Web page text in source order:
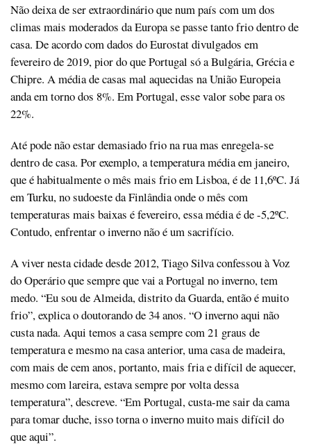
Não deixa de ser extraordinário que num país com um dos
climas mais moderados da Europa se passe tanto frio dentro de
casa. De acordo com dados do Eurostat divulgados em
fevereiro de 2019, pior do que Portugal só a Bulgária, Grécia e
Chipre. A média de casas mal aquecidas na União Europeia
anda em torno dos 8%. Em Portugal, esse valor sobe para os
22%.
Até pode não estar demasiado frio na rua mas enregela-se
dentro de casa. Por exemplo, a temperatura média em janeiro,
que é habitualmente o mês mais frio em Lisboa, é de 11,6ºC. Já
em Turku, no sudoeste da Finlândia onde o mês com
temperaturas mais baixas é fevereiro, essa média é de -5,2ºC.
Contudo, enfrentar o inverno não é um sacrifício.
A viver nesta cidade desde 2012, Tiago Silva confessou à Voz
do Operário que sempre que vai a Portugal no inverno, tem
medo. “Eu sou de Almeida, distrito da Guarda, então é muito
frio”, explica o doutorando de 34 anos. “O inverno aqui não
custa nada. Aqui temos a casa sempre com 21 graus de
temperatura e mesmo na casa anterior, uma casa de madeira,
com mais de cem anos, portanto, mais fria e difícil de aquecer,
mesmo com lareira, estava sempre por volta dessa
temperatura”, descreve. “Em Portugal, custa-me sair da cama
para tomar duche, isso torna o inverno muito mais difícil do
que aqui”.